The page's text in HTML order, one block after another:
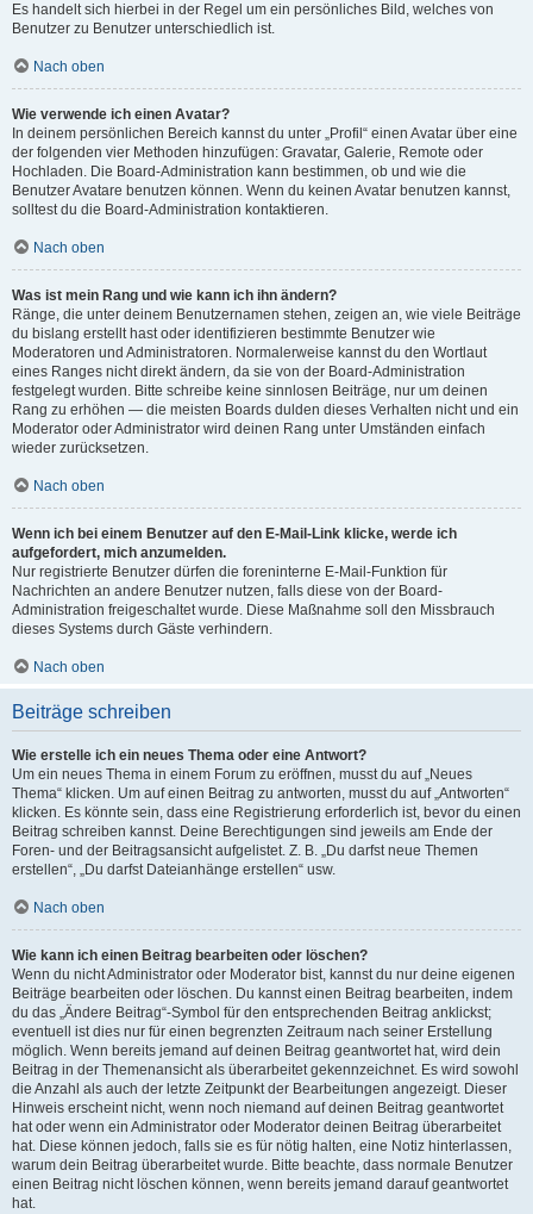
Es handelt sich hierbei in der Regel um ein persönliches Bild, welches von
Benutzer zu Benutzer unterschiedlich ist.
Nach oben
Wie verwende ich einen Avatar?
In deinem persönlichen Bereich kannst du unter „Profil“ einen Avatar über eine
der folgenden vier Methoden hinzufügen: Gravatar, Galerie, Remote oder
Hochladen. Die Board-Administration kann bestimmen, ob und wie die
Benutzer Avatare benutzen können. Wenn du keinen Avatar benutzen kannst,
solltest du die Board-Administration kontaktieren.
Nach oben
Was ist mein Rang und wie kann ich ihn ändern?
Ränge, die unter deinem Benutzernamen stehen, zeigen an, wie viele Beiträge
du bislang erstellt hast oder identifizieren bestimmte Benutzer wie
Moderatoren und Administratoren. Normalerweise kannst du den Wortlaut
eines Ranges nicht direkt ändern, da sie von der Board-Administration
festgelegt wurden. Bitte schreibe keine sinnlosen Beiträge, nur um deinen
Rang zu erhöhen — die meisten Boards dulden dieses Verhalten nicht und ein
Moderator oder Administrator wird deinen Rang unter Umständen einfach
wieder zurücksetzen.
Nach oben
Wenn ich bei einem Benutzer auf den E-Mail-Link klicke, werde ich
aufgefordert, mich anzumelden.
Nur registrierte Benutzer dürfen die foreninterne E-Mail-Funktion für
Nachrichten an andere Benutzer nutzen, falls diese von der Board-
Administration freigeschaltet wurde. Diese Maßnahme soll den Missbrauch
dieses Systems durch Gäste verhindern.
Nach oben
Beiträge schreiben
Wie erstelle ich ein neues Thema oder eine Antwort?
Um ein neues Thema in einem Forum zu eröffnen, musst du auf „Neues
Thema“ klicken. Um auf einen Beitrag zu antworten, musst du auf „Antworten“
klicken. Es könnte sein, dass eine Registrierung erforderlich ist, bevor du einen
Beitrag schreiben kannst. Deine Berechtigungen sind jeweils am Ende der
Foren- und der Beitragsansicht aufgelistet. Z. B. „Du darfst neue Themen
erstellen“, „Du darfst Dateianhänge erstellen“ usw.
Nach oben
Wie kann ich einen Beitrag bearbeiten oder löschen?
Wenn du nicht Administrator oder Moderator bist, kannst du nur deine eigenen
Beiträge bearbeiten oder löschen. Du kannst einen Beitrag bearbeiten, indem
du das „Ändere Beitrag“-Symbol für den entsprechenden Beitrag anklickst;
eventuell ist dies nur für einen begrenzten Zeitraum nach seiner Erstellung
möglich. Wenn bereits jemand auf deinen Beitrag geantwortet hat, wird dein
Beitrag in der Themenansicht als überarbeitet gekennzeichnet. Es wird sowohl
die Anzahl als auch der letzte Zeitpunkt der Bearbeitungen angezeigt. Dieser
Hinweis erscheint nicht, wenn noch niemand auf deinen Beitrag geantwortet
hat oder wenn ein Administrator oder Moderator deinen Beitrag überarbeitet
hat. Diese können jedoch, falls sie es für nötig halten, eine Notiz hinterlassen,
warum dein Beitrag überarbeitet wurde. Bitte beachte, dass normale Benutzer
einen Beitrag nicht löschen können, wenn bereits jemand darauf geantwortet
hat.